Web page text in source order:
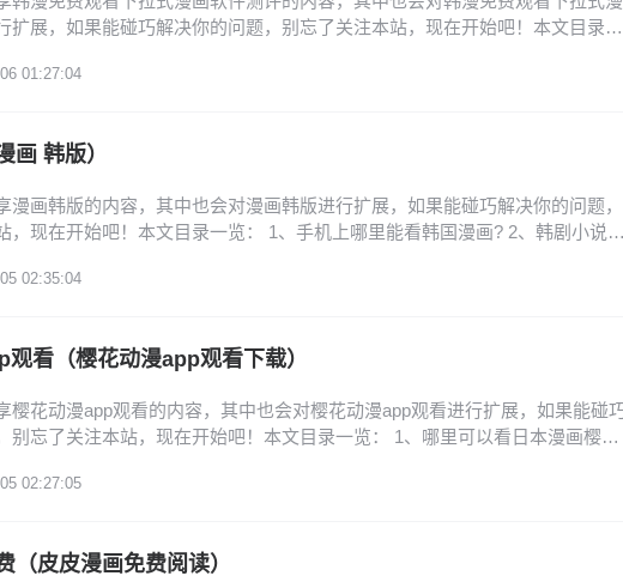
扩展，如果能碰巧解决你的问题，别忘了关注本站，现在开始吧！本文目录一
app排行榜_韩漫免费漫画在线观看APP前十名推荐 5、免费看韩漫的漫画软
01:27:04
画 韩版）
漫画韩版的内容，其中也会对漫画韩版进行扩展，如果能碰巧解决你的问题，
，现在开始吧！本文目录一览： 1、手机上哪里能看韩国漫画? 2、韩剧小说
确定动画化! 6、免费的韩国漫画网站求一个免费看韩漫的网页 手机上哪里能
02:35:04
看（樱花动漫app观看下载）
樱花动漫app观看的内容，其中也会对樱花动漫app观看进行扩展，如果能碰
别忘了关注本站，现在开始吧！本文目录一览： 1、哪里可以看日本漫画樱花
入口在哪里? 4、樱花动漫下载的,樱花动漫下载:免费观看最新番剧 5、樱花动
02:27:05
（皮皮漫画免费阅读）